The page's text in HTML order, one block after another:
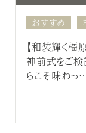
おすすめ
【和装輝く
神前式をご検
らこそ味わ